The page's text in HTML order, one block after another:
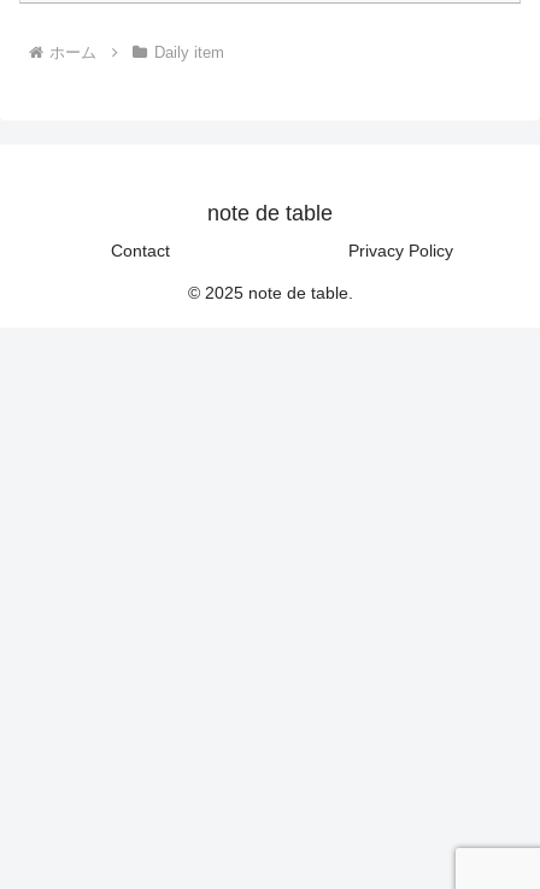
ホーム Daily item
note de table
Contact Privacy Policy
© 2025 note de table.